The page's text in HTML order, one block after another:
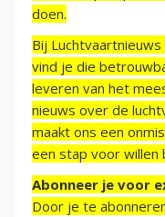
doen.
Bij
vind je die
leveren van het
nieuws over de
maakt ons een
een stap voor willen
Abonneer je voor
Door je te